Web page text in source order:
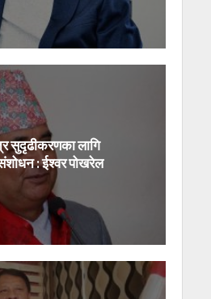
सुदृढीकरणका लागि
: ईश्वर पोखरेल